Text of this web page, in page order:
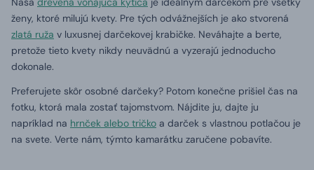
ženy, ktoré milujú kvety. Pre tých odvážnejších je ako stvorená
zlatá ruža v luxusnej darčekovej krabičke. Neváhajte a berte,
pretože tieto kvety nikdy neuvädnú a vyzerajú jednoducho
dokonale.
Preferujete skôr osobné darčeky? Potom konečne prišiel čas na
fotku, ktorá mala zostať tajomstvom. Nájdite ju, dajte ju
napríklad na hrnček alebo tričko a darček s vlastnou potlačou je
na svete. Verte nám, týmto kamarátku zaručene pobavíte.